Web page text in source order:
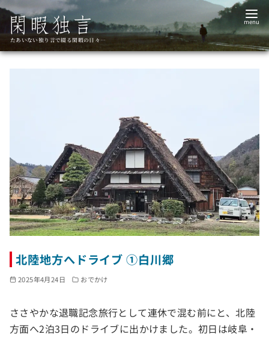
コ
テ
ン
たあいない独り言で綴る閑暇の日々…
北陸地方へドライブ ①白川郷
2025年4月24日 おでかけ
ささやかな退職記念旅行として連休で混む前にと、北陸
方面へ2泊3日のドライブに出かけました。初日は岐阜・